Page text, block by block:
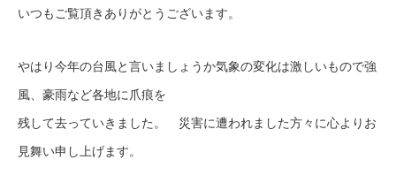
いつもご覧頂きありがとうございます。
やはり今年の台風と言いましょうか気象の変化は激しいもので強
風、豪雨など各地に爪痕を
残して去っていきました。 災害に遭われました方々に心よりお
見舞い申し上げます。